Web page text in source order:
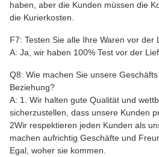
haben, aber die Kunden müssen die
die Kurierkosten.
F7: Testen Sie alle Ihre Waren vor der
A: Ja, wir haben 100% Test vor der
Q8: Wie machen Sie unsere
Beziehung?
A: 1. Wir halten gute Qualität und
sicherzustellen, dass unsere Kunden
2Wir respektieren jeden Kunden als
machen aufrichtig Geschäfte und
Egal, woher sie kommen.